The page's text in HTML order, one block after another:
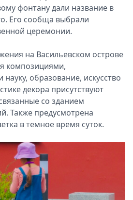
фонтану дали название в
Его сообща выбрали
церемонии.
на Васильевском острове
композициями,
образование, искусство
декора присутствуют
со зданием
Также предусмотрена
в темное время суток.